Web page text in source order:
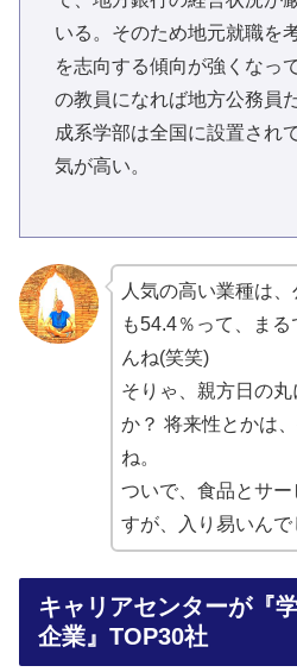
いる。そのため地元就職を
を志向する傾向が強くなっ
の教員になれば地方公務員
成系学部は全国に設置され
気が高い。
人気の高い業種は
も54.4％って、ま
んね(笑笑)
そりゃ、親方日の
か？ 将来性とかは
ね。
ついで、食品とサ
すが、入り易いんで
キャリアセンターが『
企業』TOP30社